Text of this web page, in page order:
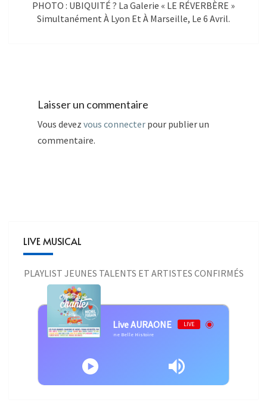
PHOTO : UBIQUITÉ ? La Galerie « LE RÉVERBÈRE »
Simultanément À Lyon Et À Marseille, Le 6 Avril.
Laisser un commentaire
Vous devez vous connecter pour publier un
commentaire.
LIVE MUSICAL
PLAYLIST JEUNES TALENTS ET ARTISTES CONFIRMÉS
Live AURAONE LIVE
Michel Fugain - Une Belle Histoire